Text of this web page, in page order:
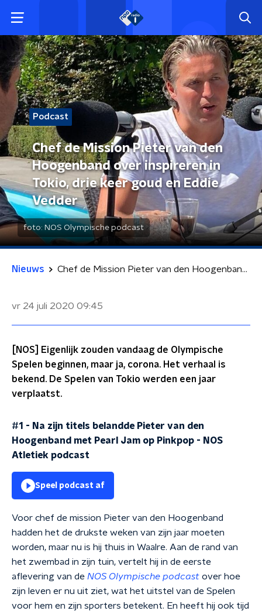
Podcast
Chef de Mission Pieter van den
Hoogenband over inspireren in
Tokio, drie keer goud en Eddie
Vedder
foto: NOS Olympische podcast
Nieuws Chef de Mission Pieter van den Hoogenband over inspireren in Tokio, drie keer goud en Eddie Vedder
vr 24 juli 2020 09:45
[NOS] Eigenlijk zouden vandaag de Olympische
Spelen beginnen, maar ja, corona. Het verhaal is
bekend. De Spelen van Tokio werden een jaar
verplaatst.
#1 - Na zijn titels belandde Pieter van den
Hoogenband met Pearl Jam op Pinkpop - NOS
Atletiek podcast
Speel podcast af
Voor chef de mission Pieter van den Hoogenband
hadden het de drukste weken van zijn jaar moeten
worden, maar nu is hij thuis in Waalre. Aan de rand van
het zwembad in zijn tuin, vertelt hij in de eerste
aflevering van de NOS Olympische podcast over hoe
zijn leven er nu uit ziet, wat het uitstel van de Spelen
voor hem en zijn sporters betekent. En heeft hij ook tijd